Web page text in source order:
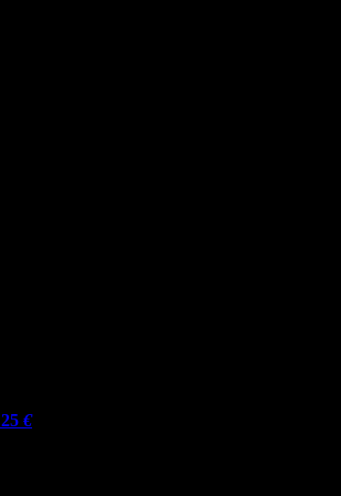
25 €